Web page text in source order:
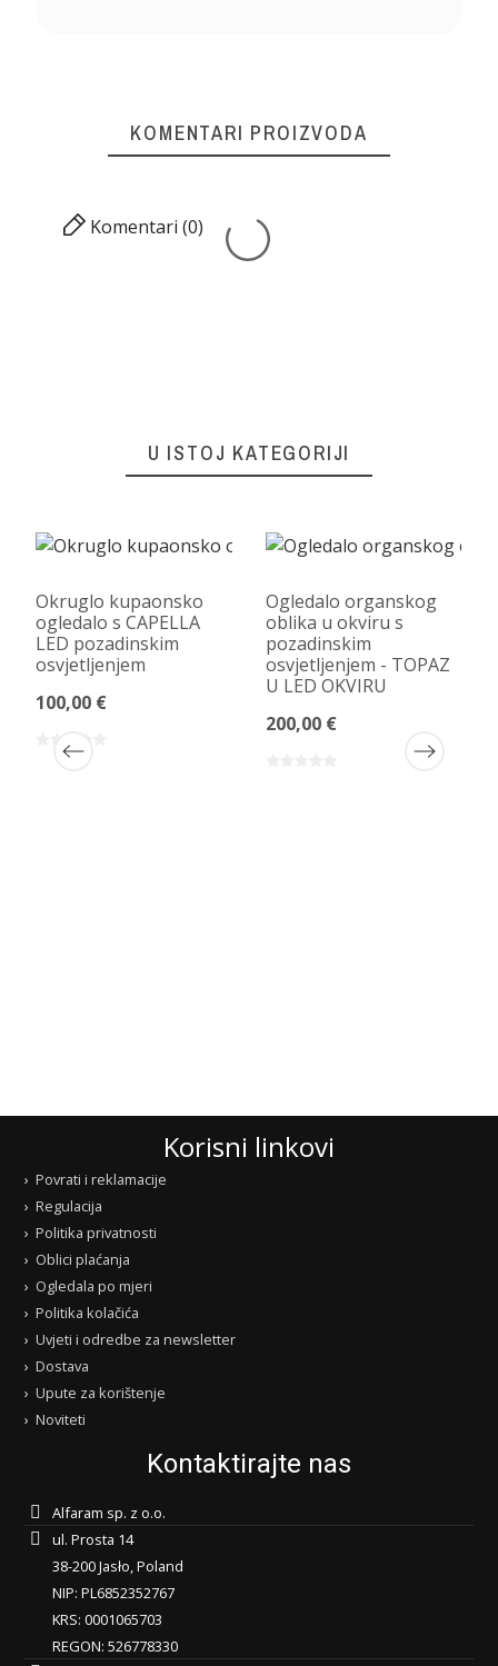
KOMENTARI PROIZVODA
Komentari (0)
U ISTOJ KATEGORIJI
Okruglo kupaonsko
ogledalo s CAPELLA
LED pozadinskim
osvjetljenjem
100,00 €
Ogledalo organskog
oblika u okviru s
pozadinskim
osvjetljenjem - TOPAZ
U LED OKVIRU
200,00 €
Korisni linkovi
Povrati i reklamacije
Regulacija
Politika privatnosti
Oblici plaćanja
Ogledala po mjeri
Politika kolačića
Uvjeti i odredbe za newsletter
Dostava
Upute za korištenje
Noviteti
Kontaktirajte nas
Alfaram sp. z o.o.
ul. Prosta 14
38-200 Jasło, Poland
NIP: PL6852352767
KRS: 0001065703
REGON: 526778330